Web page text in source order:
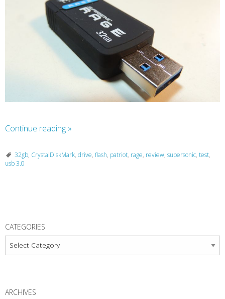
Continue reading »
32gb, CrystalDiskMark, drive, flash, patriot, rage, review, supersonic, test,
usb 3.0
o
s
t
CATEGORIES
Categories
ARCHIVES